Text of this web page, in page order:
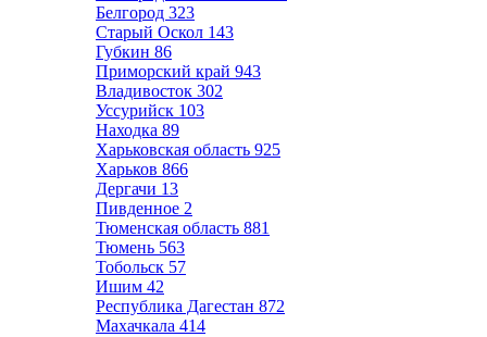
Белгород 323
Старый Оскол 143
Губкин 86
Приморский край 943
Владивосток 302
Уссурийск 103
Находка 89
Харьковская область 925
Харьков 866
Дергачи 13
Пивденное 2
Тюменская область 881
Тюмень 563
Тобольск 57
Ишим 42
Республика Дагестан 872
Махачкала 414